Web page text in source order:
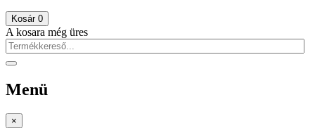
Kosár 0
A kosara még üres
Menü
×